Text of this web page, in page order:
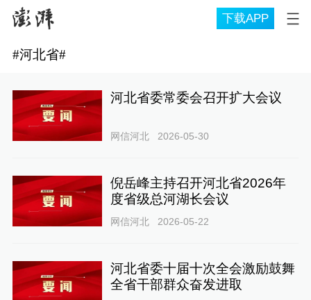
下载APP
#河北省#
河北省委常委会召开扩大会议
网信河北 2026-05-30
倪岳峰主持召开河北省2026年
度省级总河湖长会议
网信河北 2026-05-22
河北省委十届十次全会激励鼓舞
全省干部群众奋发进取